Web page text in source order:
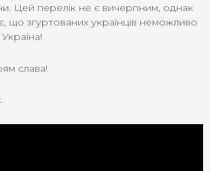
Цей перелік не є вичерпним, однак
що згуртованих українців неможливо
слава!